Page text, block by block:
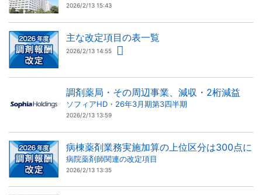
2026/2/13 15:43
主な改定項目の表一覧
2026/2/13 14:55
調剤薬局・その周辺事業、減収・2桁減益
ソフィアHD・26年3月期第3四半期
2026/2/13 13:59
病棟薬剤業務実施加算の上位区分は300点に
病院薬剤師関連の改定項目
2026/2/13 13:35